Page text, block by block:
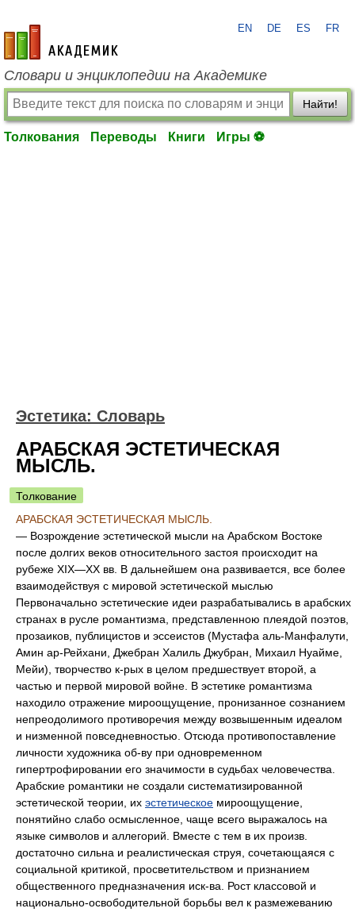
academic.ru
EN DE ES FR
Словари и энциклопедии на Академике
Найти!
Толкования Переводы Книги Игры ⚽
Эстетика: Словарь
АРАБСКАЯ ЭСТЕТИЧЕСКАЯ
МЫСЛЬ.
Толкование
АРАБСКАЯ ЭСТЕТИЧЕСКАЯ МЫСЛЬ.
— Возрождение эстетической мысли на Арабском Востоке
после долгих веков относительного застоя происходит на
рубеже XIX—XX вв. В дальнейшем она развивается, все более
взаимодействуя с мировой эстетической мыслью
Первоначально эстетические идеи разрабатывались в арабских
странах в русле романтизма, представленною плеядой поэтов,
прозаиков, публицистов и эссеистов (Мустафа аль-Манфалути,
Амин ар-Рейхани, Джебран Халиль Джубран, Михаил Нуайме,
Мейи), творчество к-рых в целом предшествует второй, а
частью и первой мировой войне. В эстетике романтизма
находило отражение мироощущение, пронизанное сознанием
непреодолимого противоречия между возвышенным идеалом
и низменной повседневностью. Отсюда противопоставление
личности художника об-ву при одновременном
гипертрофировании его значимости в судьбах человечества.
Арабские романтики не создали систематизированной
эстетической теории, их эстетическое мироощущение,
понятийно слабо осмысленное, чаще всего выражалось на
языке символов и аллегорий. Вместе с тем в их произв.
достаточно сильна и реалистическая струя, сочетающаяся с
социальной критикой, просветительством и признанием
общественного предназначения иск-ва. Рост классовой и
национально-освободительной борьбы вел к размежеванию